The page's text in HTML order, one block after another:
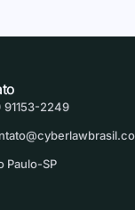
91153-2249
Paulo-SP